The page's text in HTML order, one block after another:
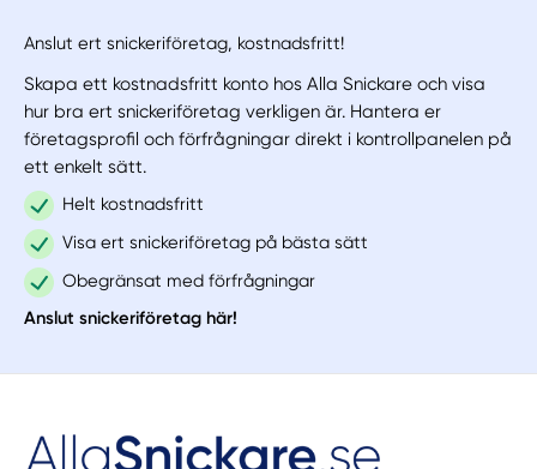
Anslut ert snickeriföretag, kostnadsfritt!
Skapa ett kostnadsfritt konto hos Alla Snickare och visa
hur bra ert snickeriföretag verkligen är. Hantera er
företagsprofil och förfrågningar direkt i kontrollpanelen på
ett enkelt sätt.
Helt kostnadsfritt
Visa ert snickeriföretag på bästa sätt
Obegränsat med förfrågningar
Anslut snickeriföretag här!